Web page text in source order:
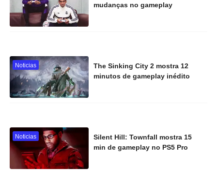
mudanças no gameplay
Noticias
The Sinking City 2 mostra 12
minutos de gameplay inédito
Noticias
Silent Hill: Townfall mostra 15
min de gameplay no PS5 Pro